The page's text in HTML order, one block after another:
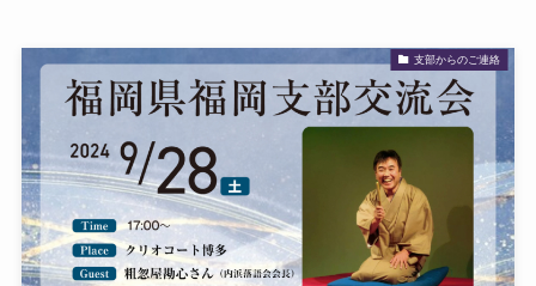
支部からのご連絡